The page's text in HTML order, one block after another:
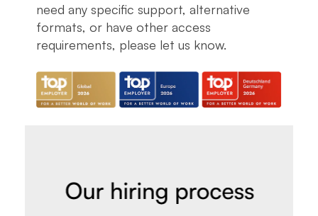
need any specific support, alternative
formats, or have other access
requirements, please let us know.